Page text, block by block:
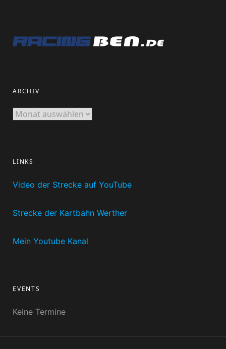
ARCHIV
Archiv
LINKS
Video der Strecke auf YouTube
Strecke der Kartbahn Werther
Mein Youtube Kanal
EVENTS
Keine Termine